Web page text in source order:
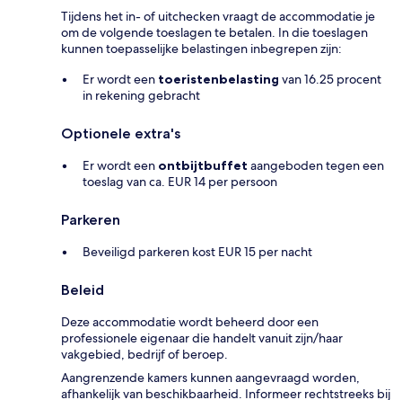
Tijdens het in- of uitchecken vraagt de accommodatie je
om de volgende toeslagen te betalen. In die toeslagen
kunnen toepasselijke belastingen inbegrepen zijn:
Er wordt een toeristenbelasting van 16.25 procent
in rekening gebracht
Optionele extra's
Er wordt een ontbijtbuffet aangeboden tegen een
toeslag van ca. EUR 14 per persoon
Parkeren
Beveiligd parkeren kost EUR 15 per nacht
Beleid
Deze accommodatie wordt beheerd door een
professionele eigenaar die handelt vanuit zijn/haar
vakgebied, bedrijf of beroep.
Aangrenzende kamers kunnen aangevraagd worden,
afhankelijk van beschikbaarheid. Informeer rechtstreeks bij